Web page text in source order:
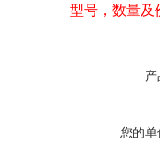
型号，数量及
您的